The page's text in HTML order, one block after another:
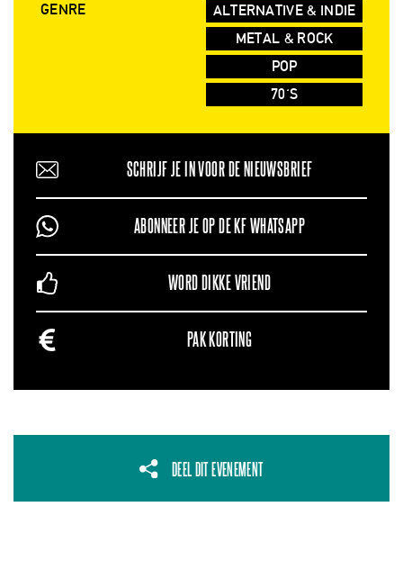
GENRE
ALTERNATIVE & INDIE
METAL & ROCK
POP
70'S
SCHRIJF JE IN VOOR DE NIEUWSBRIEF
ABONNEER JE OP DE KF WHATSAPP
WORD DIKKE VRIEND
PAK KORTING
DEEL DIT EVENEMENT